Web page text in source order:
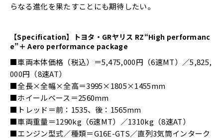
らなる進化を果たすことにも期待したい。
【Specification】トヨタ・GRヤリス RZ“High performanc
e”＋ Aero performance package
■車両本体価格（税込）＝5,475,000円（6速MT）／5,825,
000円（8速AT）
■全長×全幅×全高＝3995×1805×1455mm
■ホイールベース＝2560mm
■トレッド＝前：1535、後：1565mm
■車両重量＝1290kg（6速MT）／1310kg（8速AT）
■エンジン型式／種類＝G16E-GTS／直列3気筒インターク